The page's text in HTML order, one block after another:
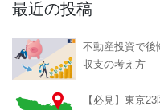
最近の投稿
不動産投資で後
収支の考え方―
【必見】東京